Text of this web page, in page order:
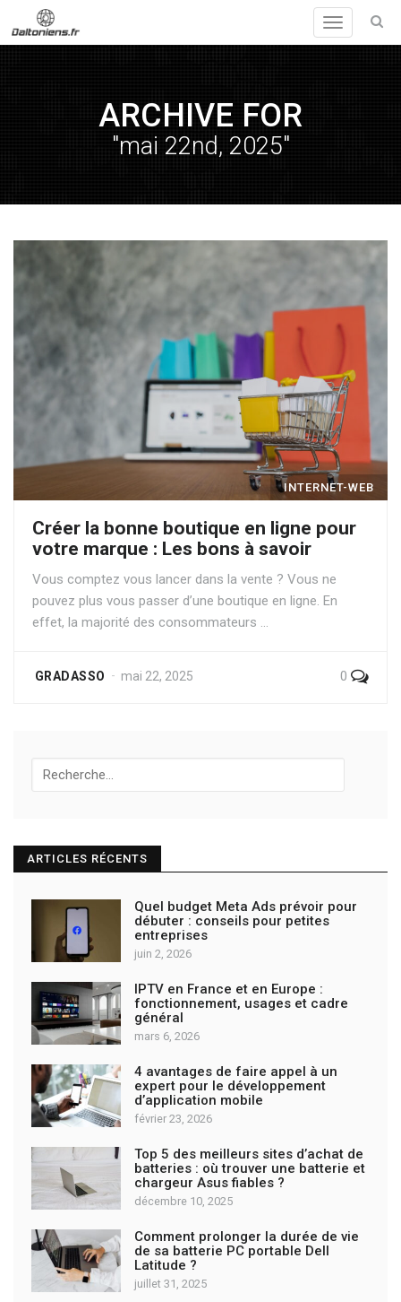
Toggle
navigation
ARCHIVE FOR
"mai 22nd, 2025"
INTERNET-WEB
Créer la bonne boutique en ligne pour
votre marque : Les bons à savoir
Vous comptez vous lancer dans la vente ? Vous ne
pouvez plus vous passer d’une boutique en ligne. En
effet, la majorité des consommateurs …
0
GRADASSO mai 22, 2025
Recherche
pour:
ARTICLES RÉCENTS
Quel budget Meta Ads prévoir pour
débuter : conseils pour petites
entreprises
juin 2, 2026
IPTV en France et en Europe :
fonctionnement, usages et cadre
général
mars 6, 2026
4 avantages de faire appel à un
expert pour le développement
d’application mobile
février 23, 2026
Top 5 des meilleurs sites d’achat de
batteries : où trouver une batterie et
chargeur Asus fiables ?
décembre 10, 2025
Comment prolonger la durée de vie
de sa batterie PC portable Dell
Latitude ?
juillet 31, 2025